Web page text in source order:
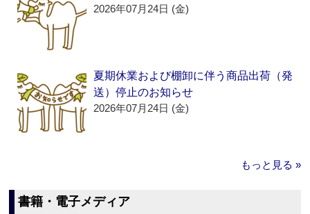
2026年07月24日 (金)
夏期休業および棚卸に伴う商品出荷（発
送）停止のお知らせ
2026年07月24日 (金)
もっと見る »
書籍・電子メディア